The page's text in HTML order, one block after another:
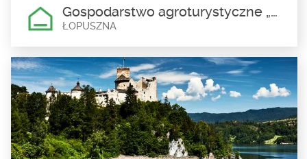
Gospodarstwo agroturystyczne „Pod Małą Górką” Eugeniusz i Grażyna Pietrzak
ŁOPUSZNA
Gospodarstwo agroturystyczne
„Pod Małą Górką” Eugeniusz i
Grażyna Pietrzak
Łopuszna